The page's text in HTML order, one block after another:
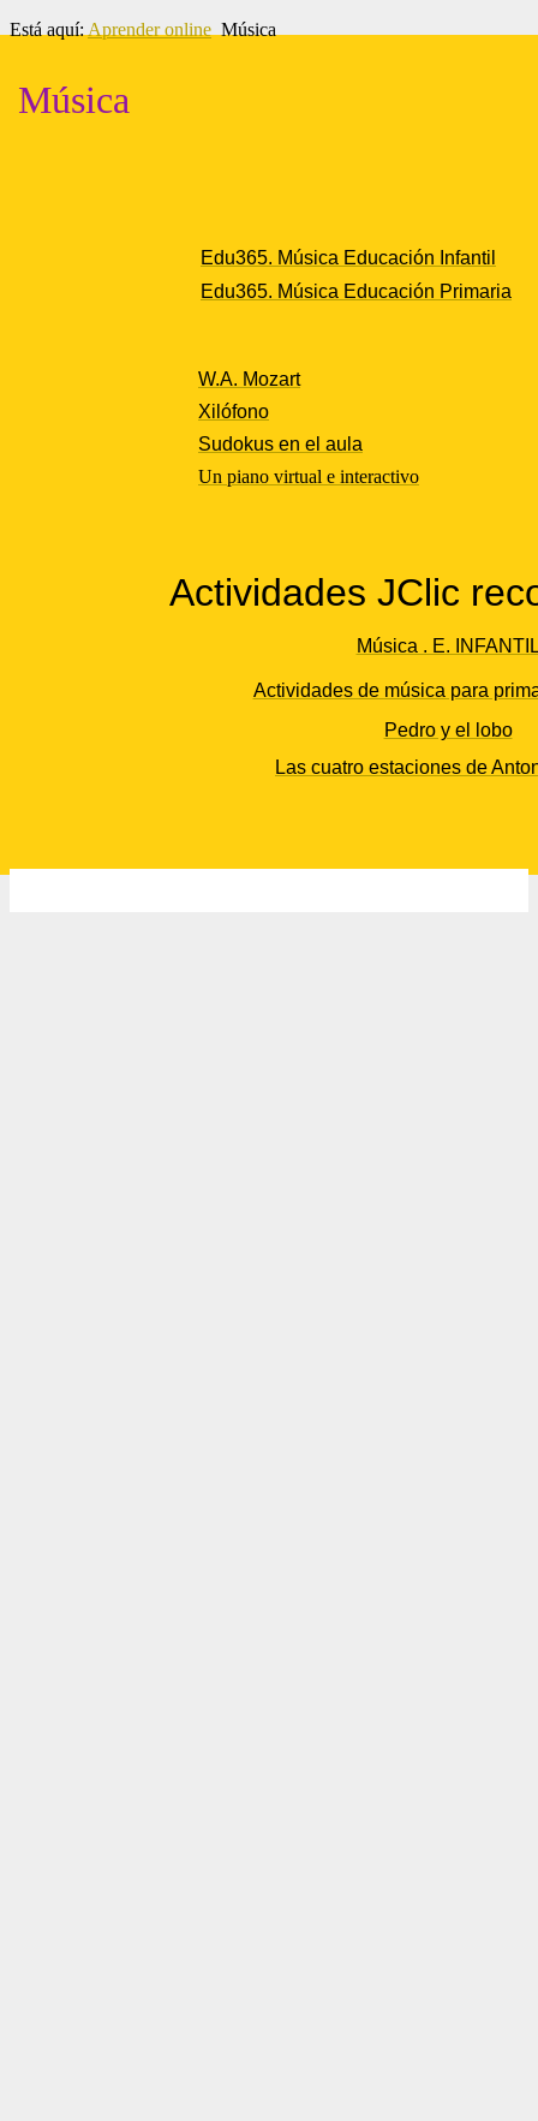
Está aquí: Aprender online Música
Música
Edu365. Música Educación Infantil
Edu365. Música Educación Primaria
W.A. Mozart
Xilófono
Sudokus en el aula
Un piano virtual e interactivo
Actividades JClic
Música . E.
Actividades de música para
Pedro y el lobo
Las cuatro estaciones de